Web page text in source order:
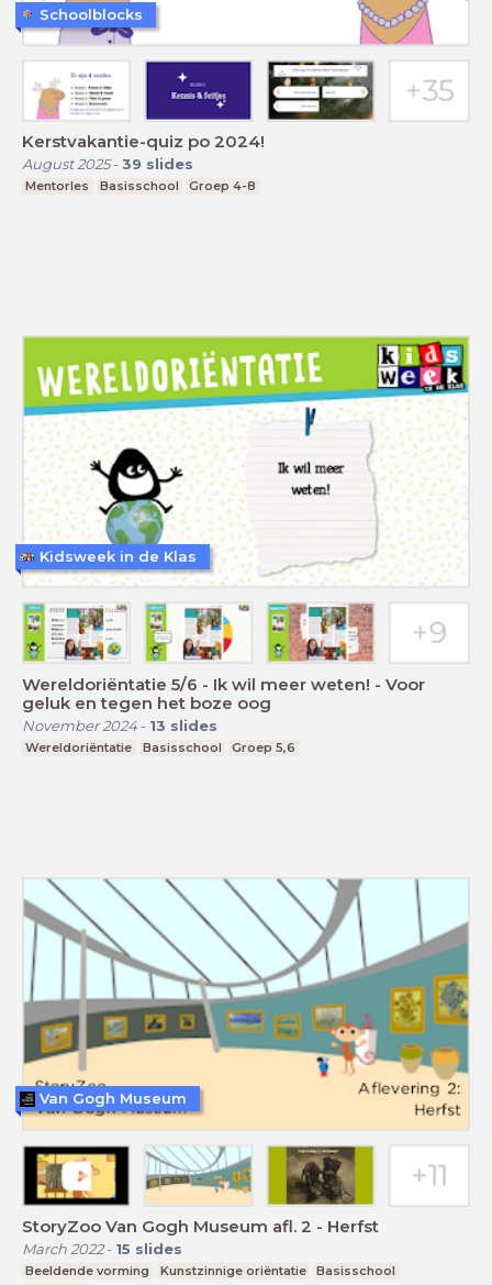
Kerstvakantie-quiz po 2024!
August 2025- 39 slides
Mentorles Basisschool Groep 4-8
Schoolblocks
Wereldoriëntatie 5/6 - Ik wil meer weten! - Voor
geluk en tegen het boze oog
November 2024- 13 slides
Wereldoriëntatie Basisschool Groep 5,6
Kidsweek in de Klas
StoryZoo Van Gogh Museum afl. 2 - Herfst
March 2022- 15 slides
Beeldende vorming Kunstzinnige oriëntatie
Basisschool
Van Gogh Museum